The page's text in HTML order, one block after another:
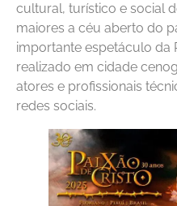
cultural, turístico e social
maiores a céu aberto do
importante espetáculo da
realizado em cidade
atores e profissionais
redes sociais.